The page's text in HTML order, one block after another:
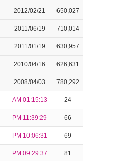
2012/02/21 650,027
2011/06/19 710,014
2011/01/19 630,957
2010/04/16 626,631
2008/04/03 780,292
AM 01:15:13 24
PM 11:39:29 66
PM 10:06:31 69
PM 09:29:37 81